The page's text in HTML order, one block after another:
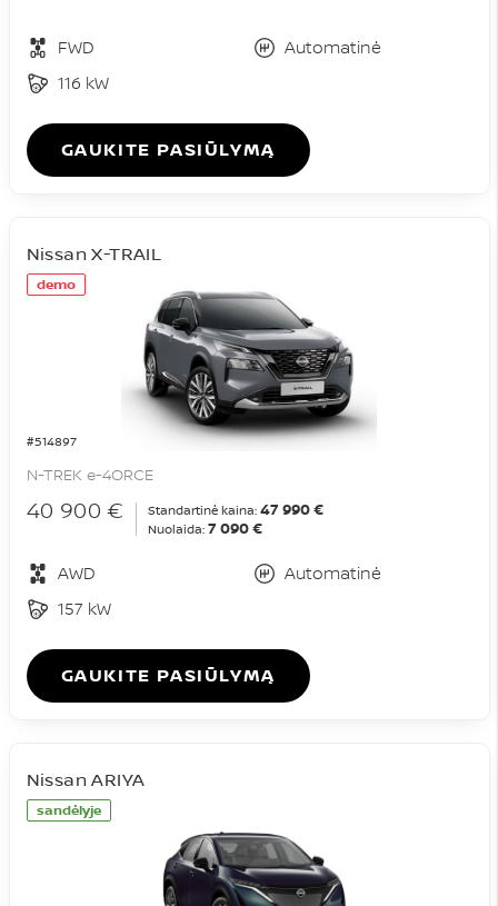
FWD
Automatinė
116 kW
GAUKITE PASIŪLYMĄ
demo
#514897
Nissan X-TRAIL
N-TREK e-4ORCE
40 900 € Standartinė kaina: 47 990 €
Nuolaida: 7 090 €
AWD
Automatinė
157 kW
GAUKITE PASIŪLYMĄ
sandėlyje
Nissan ARIYA